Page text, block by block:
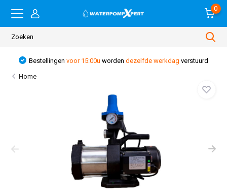
0
Bestellingenvoor 15:00u worden dezelfde werkdag verstuurd
Home